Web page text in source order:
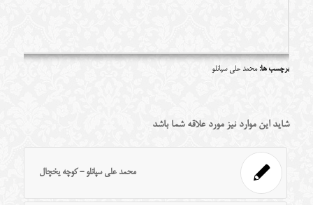
برچسب ها: محمد علی سپانلو
شاید این موارد نیز مورد علاقه شما باشد
محمد علی سپانلو - کوچه یخچال